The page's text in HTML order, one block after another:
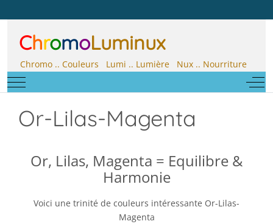
ChromoLuminux
Chromo .. Couleurs Lumi .. Lumière Nux .. Nourriture
Mobile Menu Toggle
Off-
Or-Lilas-Magenta
Or, Lilas, Magenta = Equilibre &
Harmonie
Voici une trinité de couleurs intéressante Or-Lilas-
Magenta